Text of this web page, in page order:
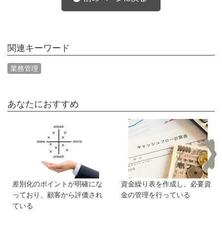
関連キーワード
業務管理
あなたにおすすめ
差別化のポイントが明確にな
っており、顧客から評価され
ている
資金繰り表を作成し、必要資
金の管理を行っている